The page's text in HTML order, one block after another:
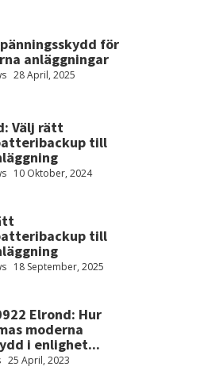
för
anläggningar
28 April, 2025
Välj rätt
till
10 Oktober, 2024
till
18 September, 2025
Elrond: Hur
moderna
i enlighet...
25 April, 2023